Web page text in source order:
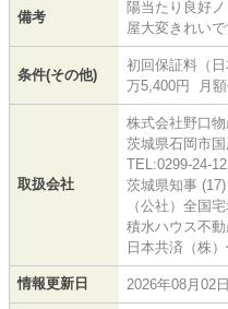
備考
陽当たり良好
屋大変きれい
条件(その他)
初回保証料（
万5,400円 月額
取扱会社
株式会社野口物
茨城県石岡市国
TEL:0299-24-
茨城県知事
（公社）全国
積水ハウス不
日本共済（株
情報更新日 2026年08月02日